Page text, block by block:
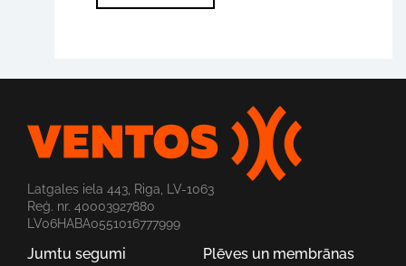
Latgales iela 443, Riga, LV-1063
Reģ. nr. 40003927880
LV06HABA0551016777999
Jumtu segumi
Plēves un membrānas